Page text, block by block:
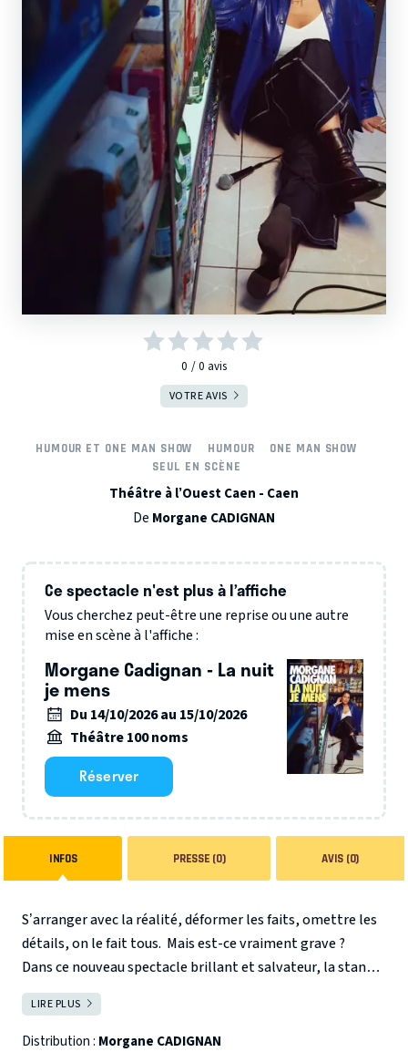
0 0 avis
VOTRE AVIS
HUMOUR ET ONE MAN SHOW HUMOUR
ONE MAN SHOW
SEUL EN SCÈNE
Théâtre à l’Ouest Caen - Caen
De Morgane CADIGNAN
Ce spectacle n'est plus à l’affiche
Vous cherchez peut-être une reprise ou une autre
mise en scène à l'affiche :
Morgane Cadignan - La nuit
je mens
Du 14/10/2026 au 15/10/2026
Théâtre 100 noms
Réserver
INFOS PRESSE (0) AVIS (0)
S’arranger avec la réalité, déformer les faits, omettre les
détails, on le fait tous. Mais est-ce vraiment grave ?
Dans ce nouveau spectacle brillant et salvateur, la stand-
uppeuse, chroniqueuse et philanthrope Morgane Cadignan
(qui d'ailleurs écrit ce pitch) questionne la place du
mensonge dans nos vies.
LIRE PLUS
Distribution : Morgane CADIGNAN